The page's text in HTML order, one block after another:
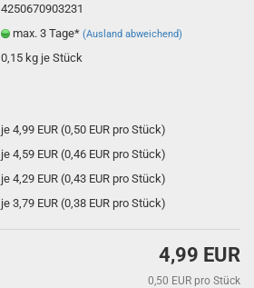
4250670903231
max. 3 Tage*(Ausland abweichend)
0,15 kg je Stück
je 4,99 EUR (0,50 EUR pro Stück)
je 4,59 EUR (0,46 EUR pro Stück)
je 4,29 EUR (0,43 EUR pro Stück)
je 3,79 EUR (0,38 EUR pro Stück)
4,99 EUR
0,50 EUR pro Stück